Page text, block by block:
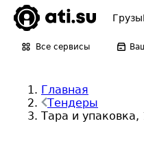
Грузы
Все сервисы
Главная
Тендеры
Тара и упаковка,